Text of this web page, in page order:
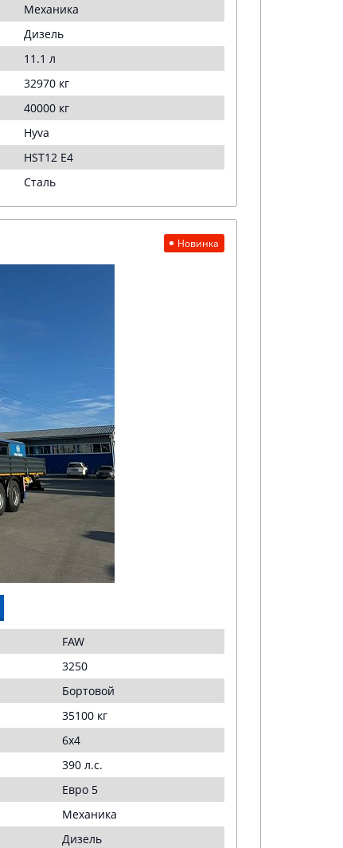
Механика
Дизель
11.1 л
32970 кг
40000 кг
Hyva
HST12 E4
Сталь
Новинка
FAW
3250
Бортовой
35100 кг
6х4
390 л.с.
Евро 5
Механика
Дизель